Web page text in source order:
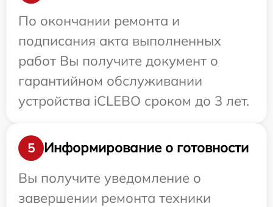
По окончании ремонта и
подписания акта выполненных
работ Вы получите документ о
гарантийном обслуживании
устройства iCLEBO сроком до 3 лет.
5
Информирование о готовности
Вы получите уведомление о
завершении ремонта техники